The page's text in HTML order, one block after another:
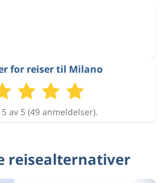
for reiser til Milano
av 5 (49 anmeldelser).
reisealternativer